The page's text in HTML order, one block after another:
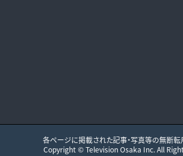
各ページに掲載された記事・写真等の無断転
Copyright ©Television Osaka Inc. All